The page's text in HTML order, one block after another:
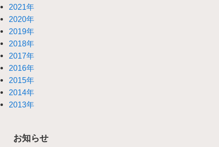
2021年
2020年
2019年
2018年
2017年
2016年
2015年
2014年
2013年
お知らせ